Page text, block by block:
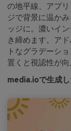
の地平線、アプ
ジで背景に温か
ッジに。濃いイ
き締めます。ア
トなグラデーシ
置くと視認性が向
media.ioで生成